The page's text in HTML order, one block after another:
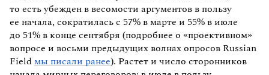
то есть убежден в весомости аргументов в пользу
ее начала, сократилась с 57% в марте и 55% в июле
до 51% в конце сентября (подробнее о «проективном»
вопросе и восьми предыдущих волнах опросов Russian
Fieldмы писали ранее). Растет и число сторонников